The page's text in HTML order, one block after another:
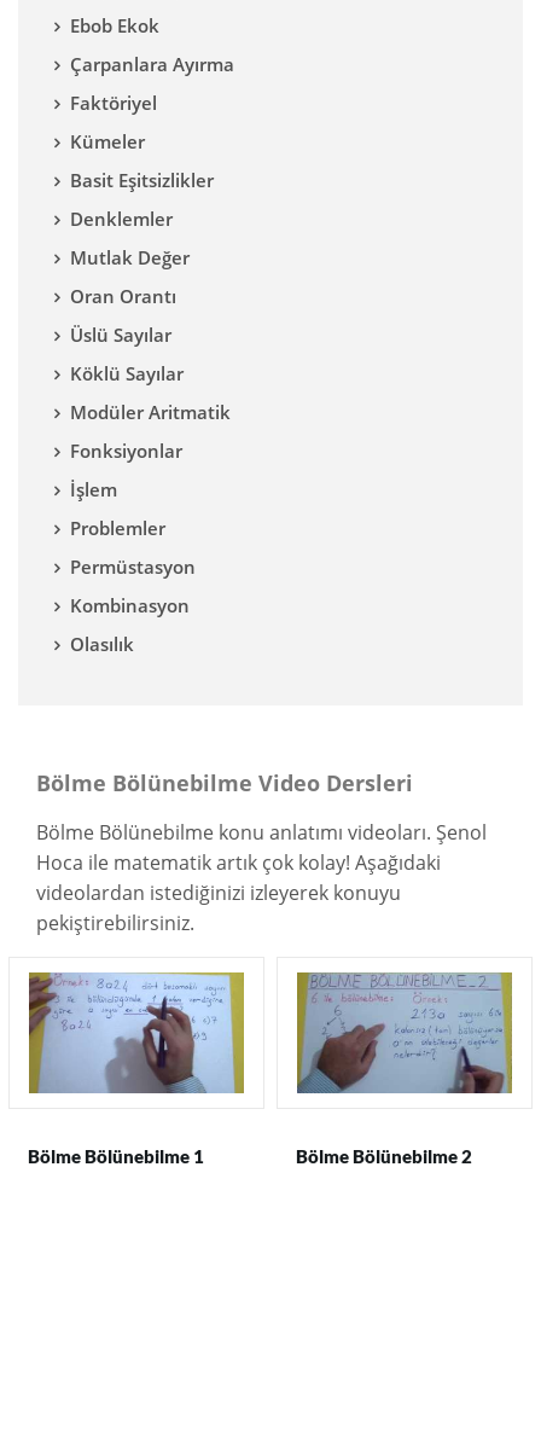
Ebob Ekok
Çarpanlara Ayırma
Faktöriyel
Kümeler
Basit Eşitsizlikler
Denklemler
Mutlak Değer
Oran Orantı
Üslü Sayılar
Köklü Sayılar
Modüler Aritmatik
Fonksiyonlar
İşlem
Problemler
Permüstasyon
Kombinasyon
Olasılık
Bölme Bölünebilme Video Dersleri
Bölme Bölünebilme konu anlatımı videoları. Şenol
Hoca ile matematik artık çok kolay! Aşağıdaki
videolardan istediğinizi izleyerek konuyu
pekiştirebilirsiniz.
Bölme Bölünebilme 1 Bölme Bölünebilme 2